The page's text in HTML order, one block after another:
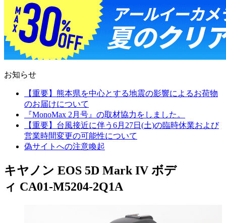
お知らせ
【重要】熊本県を中心とする地震の影響によるお荷物
のお届けについて
『MonoMax 2月号』の取材協力をしました。
【重要】台風接近に伴う6月27日(土)の臨時休業および
営業時間変更の可能性について
偽サイトへの注意喚起
キヤノン EOS 5D Mark IV ボデ
ィ CA01-M5204-2Q1A